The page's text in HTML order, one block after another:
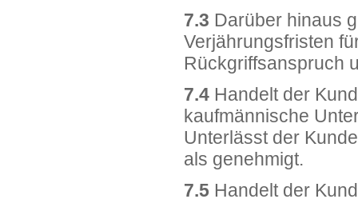
7.3 Darüber hinaus
Verjährungsfristen
Rückgriffsanspruch
7.4 Handelt der
kaufmännische
Unterlässt der
als genehmigt.
7.5 Handelt der